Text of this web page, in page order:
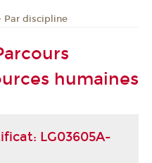
Par discipline
humaines
LG03605A-